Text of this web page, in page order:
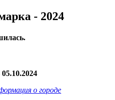
- 2024
о городе